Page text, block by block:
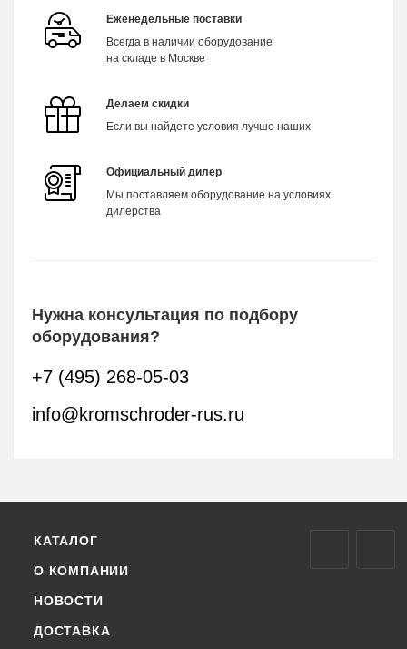
Еженедельные поставки
Всегда в наличии оборудование
на складе в Москве
Делаем скидки
Если вы найдете условия лучше наших
Официальный дилер
Мы поставляем оборудование на условиях
дилерства
Нужна консультация по подбору
оборудования?
+7 (495) 268-05-03
info@kromschroder-rus.ru
КАТАЛОГ
О КОМПАНИИ
НОВОСТИ
ДОСТАВКА